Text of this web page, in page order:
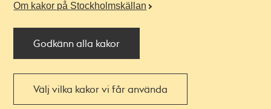
Om kakor på Stockholmskällan
Godkänn alla kakor
Välj vilka kakor vi får använda